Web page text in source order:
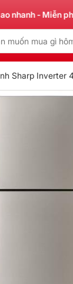
- Miễn phí
Sharp Inverter